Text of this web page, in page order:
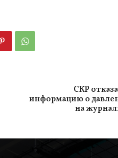
СКР
информацию о
на